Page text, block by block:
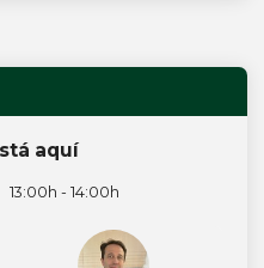
aquí
13:00h - 14:00h